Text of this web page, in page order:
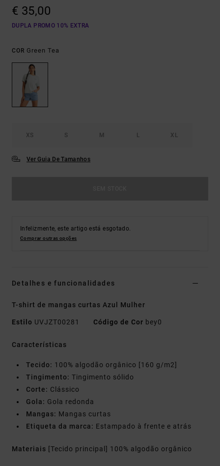
€ 35,00
DUPLA PROMO 10% EXTRA
COR Green Tea
XS S M L XL
Ver Guia De Tamanhos
Infelizmente, este artigo está esgotado.
Comprar outras opções
Detalhes e funcionalidades
T-shirt de mangas curtas Azul Mulher
Estilo UVJZT00281 Código de Cor bey0
Características
Tecido: 100% algodão orgânico [160 g/m2]
Tingimento: Tingimento sólido
Corte: Clássico
Gola: Gola redonda
Mangas: Mangas curtas
Etiqueta da marca: Estampado à frente e atrás
Materiais [Tecido principal] 100% algodão orgânico